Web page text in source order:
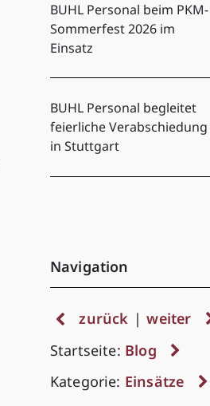
BUHL Personal beim PKM-
Sommerfest 2026 im
Einsatz
BUHL Personal begleitet
feierliche Verabschiedung
in Stuttgart
Navigation
zurück | weiter
Startseite: Blog
Kategorie: Einsätze